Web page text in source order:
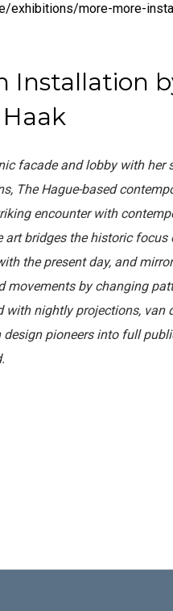
exhibitions/more-more-
Installation
facade and lobby with her
The Hague-based
encounter with
art bridges the historic
the present day, and
movements by changing
nightly projections, van
pioneers into full